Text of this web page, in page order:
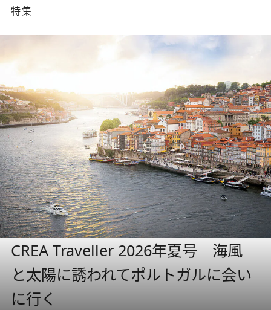
特集
CREA Traveller 2026年夏号 海風
と太陽に誘われてポルトガルに会い
に行く